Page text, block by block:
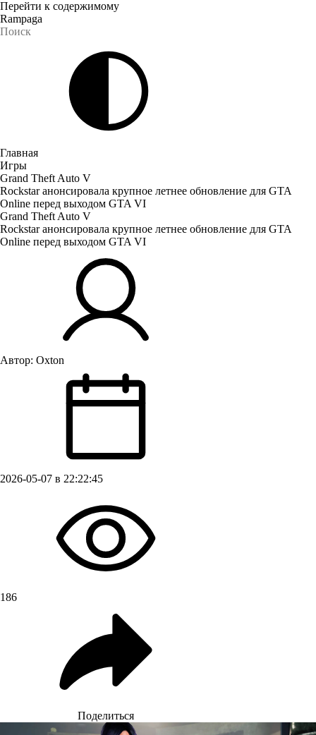
Перейти к содержимому
Rampaga
Главная
Игры
Grand Theft Auto V
Rockstar анонсировала крупное летнее обновление для GTA
Online перед выходом GTA VI
Grand Theft Auto V
Rockstar анонсировала крупное летнее обновление для GTA
Online перед выходом GTA VI
Автор: Oxton
2026-05-07 в 22:22:45
186
Поделиться